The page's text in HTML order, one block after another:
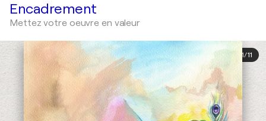
Encadrement
Mettez votre oeuvre en valeur
1/11